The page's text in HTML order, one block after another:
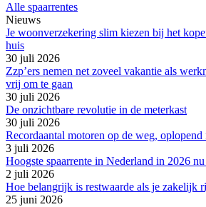
Alle spaarrentes
Nieuws
Je woonverzekering slim kiezen bij het
huis
30 juli 2026
Zzp’ers nemen net zoveel vakantie als
vrij om te gaan
30 juli 2026
De onzichtbare revolutie in de meterkast
30 juli 2026
Recordaantal motoren op de weg, oplopend
3 juli 2026
Hoogste spaarrente in Nederland in 2026
2 juli 2026
Hoe belangrijk is restwaarde als je zakelijk
25 juni 2026